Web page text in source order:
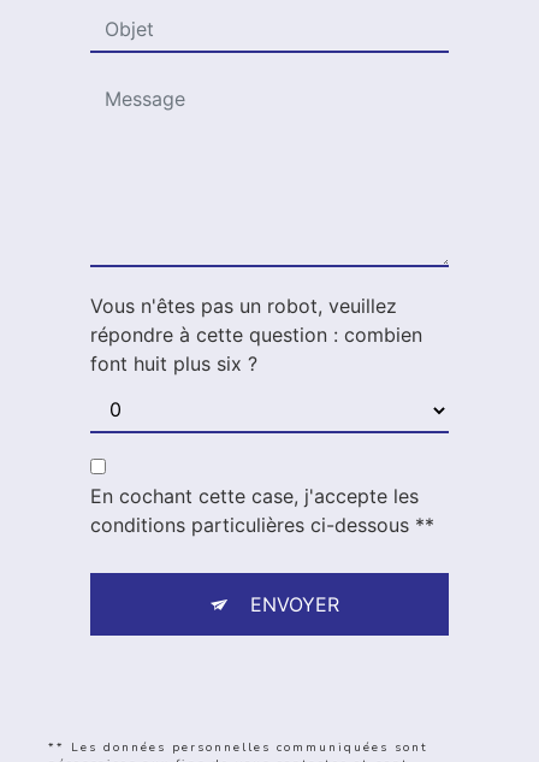
Vous n'êtes pas un robot, veuillez
répondre à cette question : combien
font huit plus six ?
En cochant cette case, j'accepte les
conditions particulières ci-dessous **
ENVOYER
** Les données personnelles communiquées sont